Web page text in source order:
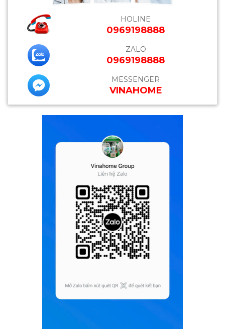
HOLINE
0969198888
ZALO
0969198888
MESSENGER
VINAHOME